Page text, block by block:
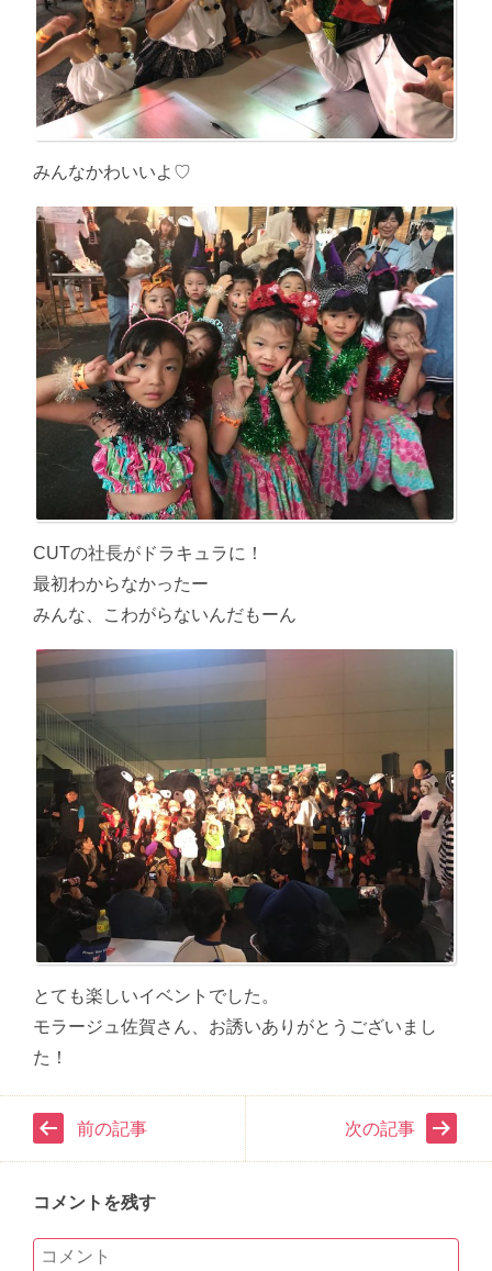
みんなかわいいよ♡
CUTの社長がドラキュラに！
最初わからなかったー
みんな、こわがらないんだもーん
とても楽しいイベントでした。
モラージュ佐賀さん、お誘いありがとうございまし
た！
前の記事 次の記事
コメントを残す